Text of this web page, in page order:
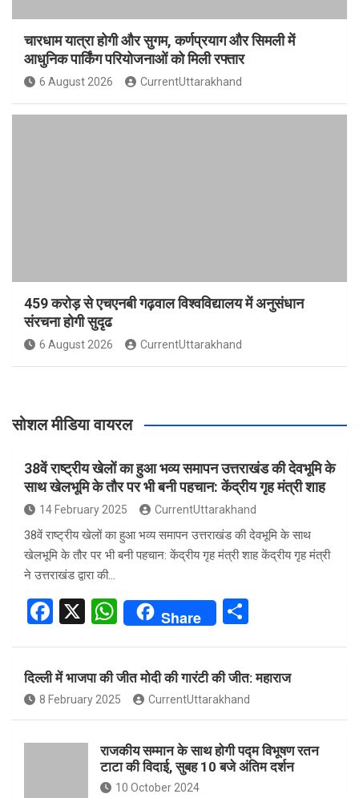
चारधाम यात्रा होगी और सुगम, कर्णप्रयाग और सिमली में
आधुनिक पार्किंग परियोजनाओं को मिली रफ्तार
6 August 2026 CurrentUttarakhand
459 करोड़ से एचएनबी गढ़वाल विश्वविद्यालय में अनुसंधान
संरचना होगी सुदृढ
6 August 2026 CurrentUttarakhand
सोशल मीडिया वायरल
38वें राष्ट्रीय खेलों का हुआ भव्य समापन उत्तराखंड की देवभूमि के
साथ खेलभूमि के तौर पर भी बनी पहचान: केंद्रीय गृह मंत्री शाह
14 February 2025 CurrentUttarakhand
38वें राष्ट्रीय खेलों का हुआ भव्य समापन उत्तराखंड की देवभूमि के साथ
खेलभूमि के तौर पर भी बनी पहचान: केंद्रीय गृह मंत्री शाह केंद्रीय गृह मंत्री
ने उत्तराखंड द्वारा की…
F
ce
b
o
o
X
W
at
s
A
p
p
Share
e
दिल्ली में भाजपा की जीत मोदी की गारंटी की जीत: महाराज
8 February 2025 CurrentUttarakhand
राजकीय सम्मान के साथ होगी पद्म विभूषण रतन
टाटा की विदाई, सुबह 10 बजे अंतिम दर्शन
10 October 2024